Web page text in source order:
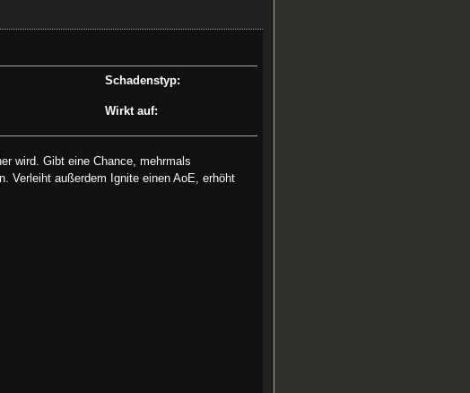
Schadenstyp:
Wirkt auf:
wird. Gibt eine Chance, mehrmals
Verleiht außerdem Ignite einen AoE, erhöht